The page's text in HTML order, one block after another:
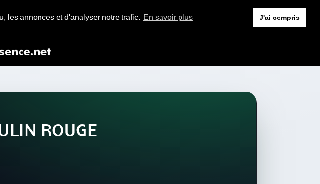
les annonces et d'analyser notre trafic. En savoir plus J'ai compris
ROUGE